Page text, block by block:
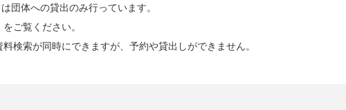
団体への貸出のみ行っています。
をご覧ください。
料検索が同時にできますが、予約や貸出しができません。